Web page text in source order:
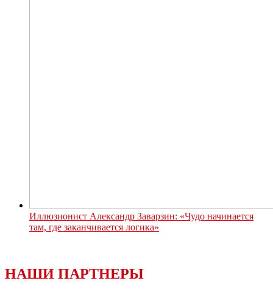
Иллюзионист Александр Заварзин: «Чудо начинается
там, где заканчивается логика»
НАШИ ПАРТНЕРЫ